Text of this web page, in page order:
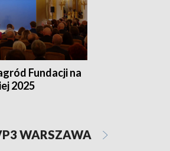
Fundacji na
2025
WARSZAWA